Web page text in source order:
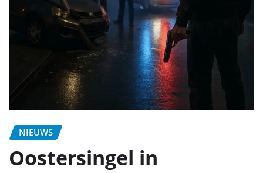
NIEUWS
Oostersingel in